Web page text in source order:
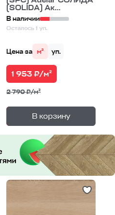
(SOLIDA) Ак...
В наличии
Осталось 1 уп.
Цена за м² уп.
1 953 ₽/м²
2 790 ₽/м²
В корзину
— 1уп.